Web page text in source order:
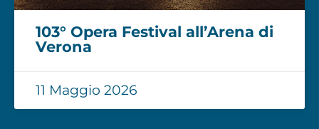
103° Opera Festival all’Arena di
Verona
11 Maggio 2026